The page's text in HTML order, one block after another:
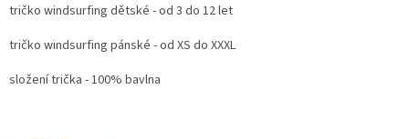
tričko windsurfing dětské - od 3 do 12 let
tričko windsurfing pánské - od XS do XXXL
složení trička - 100% bavlna